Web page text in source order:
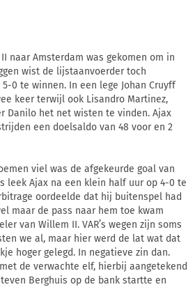
naar Amsterdam was gekomen om in
wist de lijstaanvoerder toch
0 te winnen. In een lege Johan Cruyff
keer terwijl ook Lisandro Martinez,
Danilo het net wisten te vinden. Ajax
een doelsaldo van 48 voor en 2
viel was de afgekeurde goal van
leek Ajax na een klein half uur op 4-0 te
oordeelde dat hij buitenspel had
maar de pass naar hem toe kwam
van Willem II. VAR’s wegen zijn soms
we al, maar hier werd de lat wat dat
hoger gelegd. In negatieve zin dan.
de verwachte elf, hierbij aangetekend
Berghuis op de bank startte en